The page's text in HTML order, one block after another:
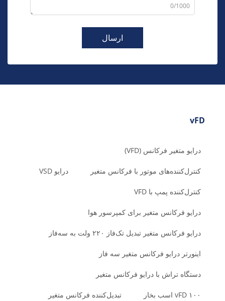
0/1000
ارسال
vFD
درایو متغیر فرکانس (VFD)
کنترل‌کننده‌های موتور با فرکانس متغیر درایو VSD
کنترل‌کننده پمپ با VFD
درایو فرکانس متغیر برای کمپرسور هوا
درایو فرکانس متغیر تبدیل تک‌فاز ۲۲۰ ولت به سه‌فاز
اینورتر درایو فرکانس متغیر سه فاز
دستگاه تراش با درایو فرکانس متغیر
vFD ۱۰۰ اسب بخار تبدیل‌کننده فرکانس متغیر